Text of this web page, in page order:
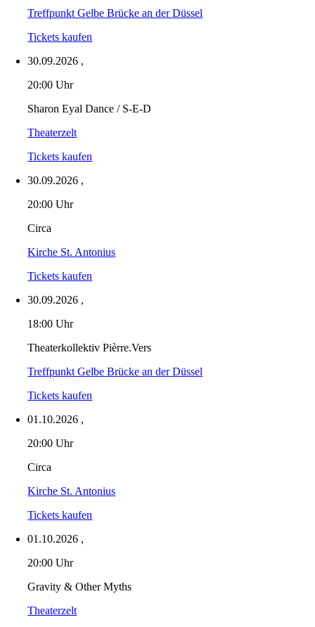
Treffpunkt Gelbe Brücke an der Düssel
Tickets kaufen
30.09.2026 ,
20:00 Uhr
Sharon Eyal Dance / S-E-D
Theaterzelt
Tickets kaufen
30.09.2026 ,
20:00 Uhr
Circa
Kirche St. Antonius
Tickets kaufen
30.09.2026 ,
18:00 Uhr
Theaterkollektiv Pièrre.Vers
Treffpunkt Gelbe Brücke an der Düssel
Tickets kaufen
01.10.2026 ,
20:00 Uhr
Circa
Kirche St. Antonius
Tickets kaufen
01.10.2026 ,
20:00 Uhr
Gravity & Other Myths
Theaterzelt